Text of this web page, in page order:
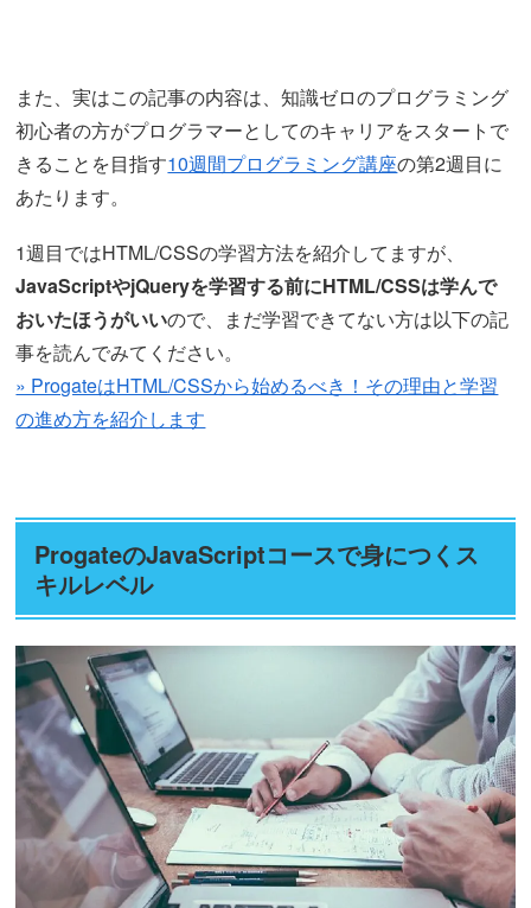
また、実はこの記事の内容は、知識ゼロのプログラミング
初心者の方がプログラマーとしてのキャリアをスタートで
きることを目指す10週間プログラミング講座の第2週目に
あたります。
1週目ではHTML/CSSの学習方法を紹介してますが、
JavaScriptやjQueryを学習する前にHTML/CSSは学んで
おいたほうがいいので、まだ学習できてない方は以下の記
事を読んでみてください。
» ProgateはHTML/CSSから始めるべき！その理由と学習
の進め方を紹介します
ProgateのJavaScriptコースで身につくス
キルレベル